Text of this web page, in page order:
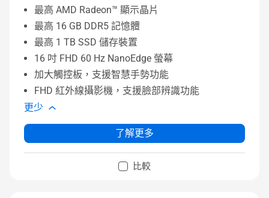
最高 AMD Radeon™ 顯示晶片
最高 16 GB DDR5 記憶體
最高 1 TB SSD 儲存裝置
16 吋 FHD 60 Hz NanoEdge 螢幕
加大觸控板，支援智慧手勢功能
FHD 紅外線攝影機，支援臉部辨識功能
更少
了解更多
比較